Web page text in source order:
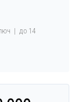
| до 14